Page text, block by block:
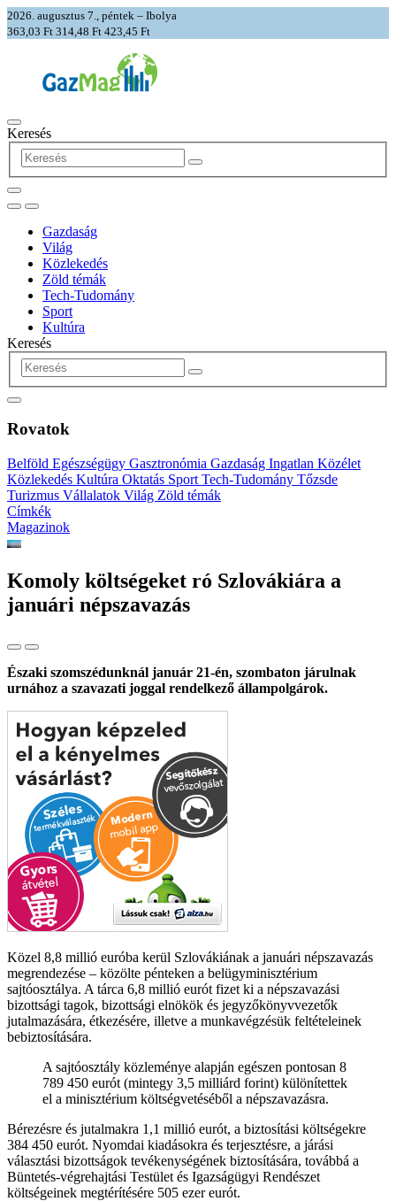
2026. augusztus 7., péntek – Ibolya
363,03 Ft 314,48 Ft 423,45 Ft
Keresés
Gazdaság
Világ
Közlekedés
Zöld témák
Tech-Tudomány
Sport
Kultúra
Keresés
Rovatok
Belföld Egészségügy Gasztronómia Gazdaság Ingatlan Közélet
Közlekedés Kultúra Oktatás Sport Tech-Tudomány Tőzsde
Turizmus Vállalatok Világ Zöld témák
Címkék
Magazinok
Komoly költségeket ró Szlovákiára a
januári népszavazás
Északi szomszédunknál január 21-én, szombaton járulnak
urnához a szavazati joggal rendelkező állampolgárok.
Közel 8,8 millió euróba kerül Szlovákiának a januári népszavazás
megrendezése – közölte pénteken a belügyminisztérium
sajtóosztálya. A tárca 6,8 millió eurót fizet ki a népszavazási
bizottsági tagok, bizottsági elnökök és jegyzőkönyvvezetők
jutalmazására, étkezésére, illetve a munkavégzésük feltételeinek
bebiztosítására.
A sajtóosztály közleménye alapján egészen pontosan 8
789 450 eurót (mintegy 3,5 milliárd forint) különítettek
el a minisztérium költségvetéséből a népszavazásra.
Bérezésre és jutalmakra 1,1 millió eurót, a biztosítási költségekre
384 450 eurót. Nyomdai kiadásokra és terjesztésre, a járási
választási bizottságok tevékenységének biztosítására, továbbá a
Büntetés-végrehajtási Testület és Igazságügyi Rendészet
költségeinek megtérítésére 505 ezer eurót.